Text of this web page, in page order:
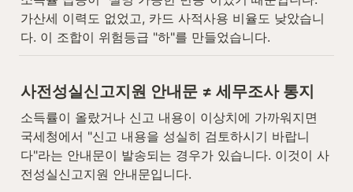
가산세 이력도 없었고, 카드 사적사용 비율도 낮았습니
다. 이 조합이 위험등급 "하"를 만들었습니다.
사전성실신고지원 안내문 ≠ 세무조사 통지
소득률이 올랐거나 신고 내용이 이상치에 가까워지면
국세청에서 "신고 내용을 성실히 검토하시기 바랍니
다"라는 안내문이 발송되는 경우가 있습니다. 이것이 사
전성실신고지원 안내문입니다.